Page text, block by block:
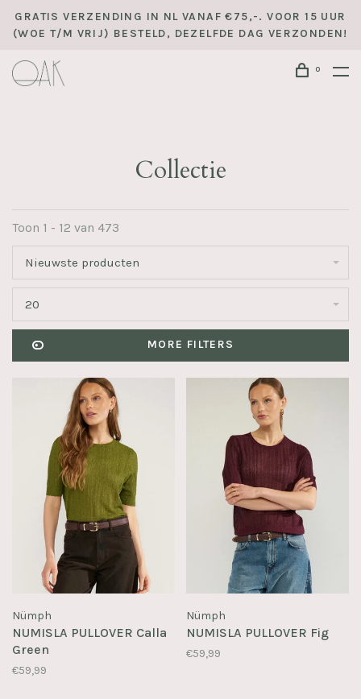
GRATIS VERZENDING IN NL VANAF €75,-. VOOR 15 UUR
(WOE T/M VRIJ) BESTELD, DEZELFDE DAG VERZONDEN!
0
Collectie
Toon 1 - 12 van 473
Nieuwste producten
20
MORE FILTERS
Nümph
NUMISLA PULLOVER Calla
Green
€59,99
Nümph
NUMISLA PULLOVER Fig
€59,99